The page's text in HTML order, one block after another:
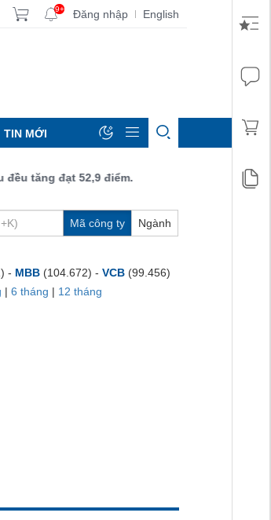
9+ Đăng nhập | English
TIN MỚI
đạt 52,9 điểm.
Mã công ty Ngành
- MBB (104.672) - VCB (99.456)
| 6 tháng | 12 tháng